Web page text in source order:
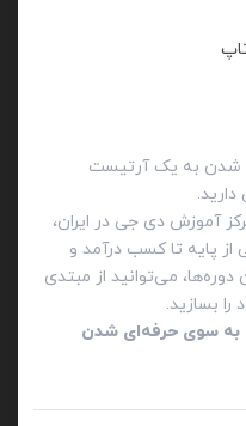
شدن به یک آرتیست
آموزش دی‌ جی در ایران،
پایه تا کسب درآمد و
می‌توانید از مبتدی
بسازید.
به سوی حرفه‌ای شدن